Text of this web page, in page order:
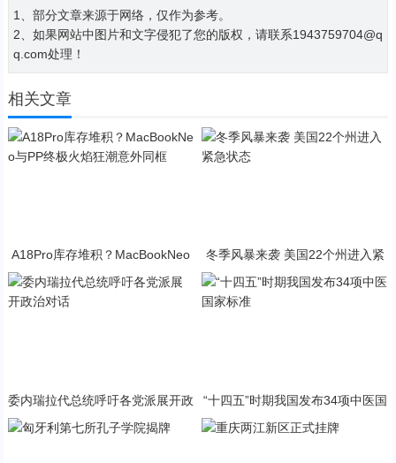
1、部分文章来源于网络，仅作为参考。
2、如果网站中图片和文字侵犯了您的版权，请联系1943759704@q
q.com处理！
相关文章
A18Pro库存堆积？MacBookNeo
与PP终极火焰狂潮意外同框
冬季风暴来袭 美国22个州进入紧
急状态
委内瑞拉代总统呼吁各党派展开政
“十四五”时期我国发布34项中医国